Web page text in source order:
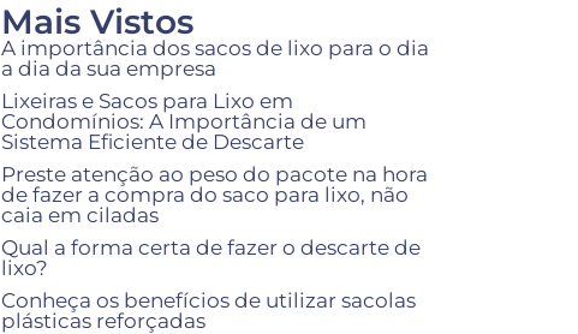
Mais Vistos
A importância dos sacos de lixo para o dia
a dia da sua empresa
Lixeiras e Sacos para Lixo em
Condomínios: A Importância de um
Sistema Eficiente de Descarte
Preste atenção ao peso do pacote na hora
de fazer a compra do saco para lixo, não
caia em ciladas
Qual a forma certa de fazer o descarte de
lixo?
Conheça os benefícios de utilizar sacolas
plásticas reforçadas